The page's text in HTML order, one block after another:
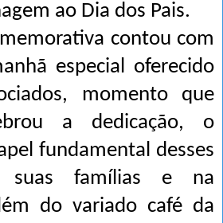
ao Dia dos Pais.
contou com
especial oferecido
momento que
a dedicação, o
fundamental desses
suas famílias e na
do variado café da